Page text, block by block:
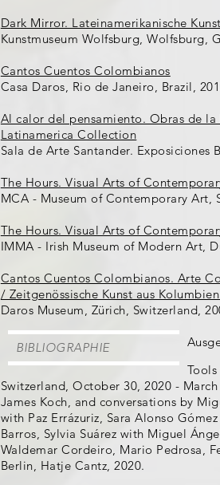
Dark Mirror. Lateinamerikanische
Kunstmuseum Wolfsburg, Wolfsburg,
Cantos Cuentos Colombianos
Casa Daros, Rio de Janeiro, Brazil,
Al calor del pensamiento. Obras de
Latinamerica Collection
Sala de Arte Santander.
The Hours. Visual Arts of
MCA - Museum of Contemporary Art,
The Hours. Visual Arts of
IMMA - Irish Museum of Modern Art,
Cantos Cuentos Colombianos. Arte
/ Zeitgenössische Kunst aus
Daros Museum, Zürich, Switzerland,
BIBLIOGRAPHIE
Switzerland, October 30, 2020 -
James Koch, and conversations by
with Paz Errázuriz, Sara Alonso
Barros, Sylvia Suárez with Miguel
Waldemar Cordeiro, Mario Pedrosa,
Berlin, Hatje Cantz, 2020.